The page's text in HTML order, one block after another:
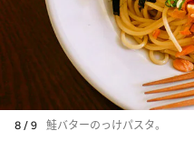
8 / 9 鮭バターのっけパスタ。